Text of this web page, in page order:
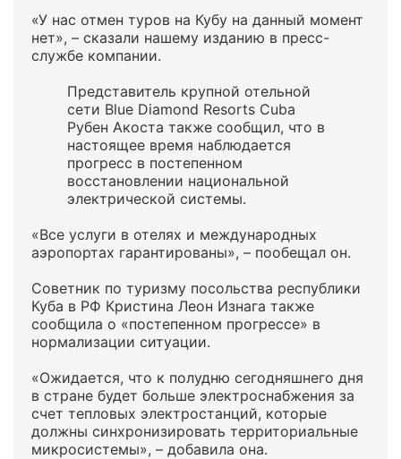
«У нас отмен туров на Кубу на данный момент
нет», – сказали нашему изданию в пресс-
службе компании.
Представитель крупной отельной
сети Blue Diamond Resorts Cuba
Рубен Акоста также сообщил, что в
настоящее время наблюдается
прогресс в постепенном
восстановлении национальной
электрической системы.
«Все услуги в отелях и международных
аэропортах гарантированы», – пообещал он.
Советник по туризму посольства республики
Куба в РФ Кристина Леон Изнага также
сообщила о «постепенном прогрессе» в
нормализации ситуации.
«Ожидается, что к полудню сегодняшнего дня
в стране будет больше электроснабжения за
счет тепловых электростанций, которые
должны синхронизировать территориальные
микросистемы», – добавила она.